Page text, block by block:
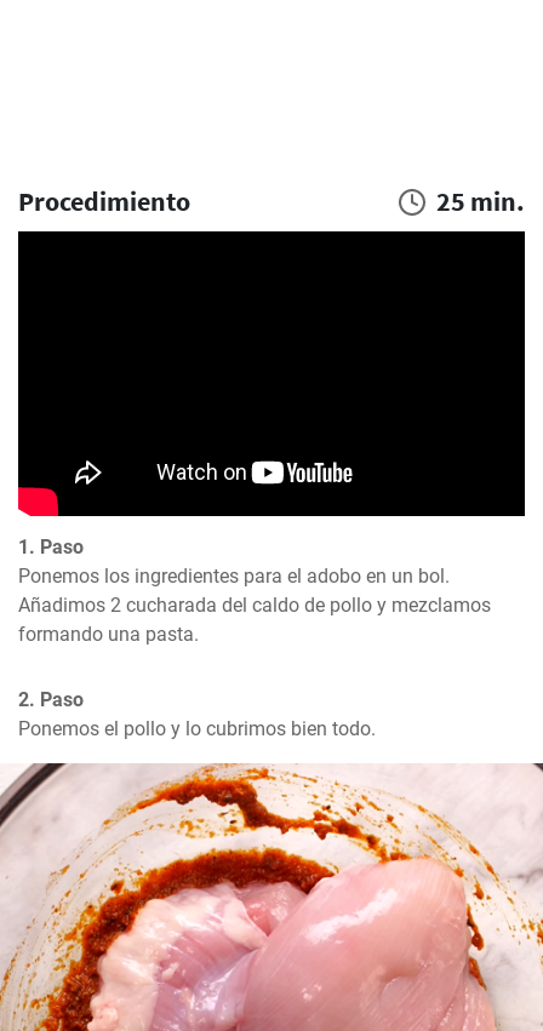
Procedimiento 25 min.
1. Paso
Ponemos los ingredientes para el adobo en un bol.
Añadimos 2 cucharada del caldo de pollo y mezclamos
formando una pasta.
2. Paso
Ponemos el pollo y lo cubrimos bien todo.